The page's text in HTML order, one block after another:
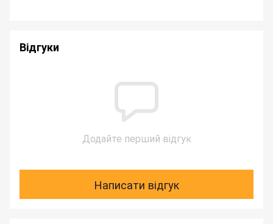
Відгуки
Додайте перший відгук
Написати відгук